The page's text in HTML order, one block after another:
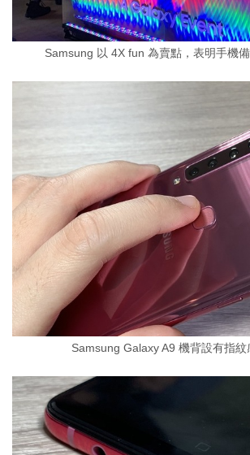
Samsung 以 4X fun 為賣點，表明手機備
Samsung Galaxy A9 機背設有指紋